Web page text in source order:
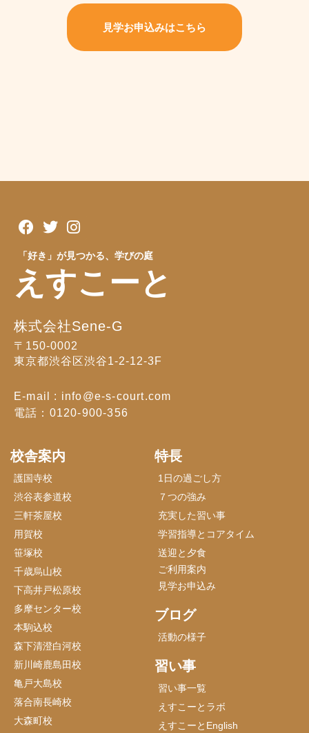
見学お申込みはこちら
「好き」が見つかる、学びの庭
えすこーと
株式会社Sene-G
〒150-0002
東京都渋谷区渋谷1-2-12-3F
E-mail : info@e-s-court.com
電話：0120-900-356
校舎案内
護国寺校
渋谷表参道校
三軒茶屋校
用賀校
笹塚校
千歳烏山校
下高井戸松原校
多摩センター校
本駒込校
森下清澄白河校
新川崎鹿島田校
亀戸大島校
落合南長崎校
大森町校
特長
1日の過ごし方
７つの強み
充実した習い事
学習指導とコアタイム
送迎と夕食
ご利用案内
見学お申込み
ブログ
活動の様子
習い事
習い事一覧
えすこーとラボ
えすこーとEnglish